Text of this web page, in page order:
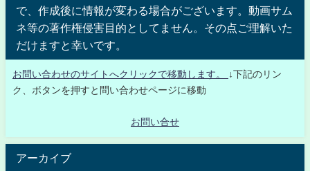
で、作成後に情報が変わる場合がございます。動画サム
ネ等の著作権侵害目的としてません。その点ご理解いた
だけますと幸いです。
お問い合わせのサイトへクリックで移動します。
↓下記のリン
ク、ボタンを押すと問い合わせページに移動
お問い合せ
アーカイブ